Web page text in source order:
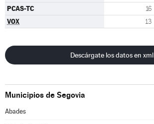
PCAS-TC 16
VOX 13
Descárgate los datos en xml
Municipios de Segovia
Abades